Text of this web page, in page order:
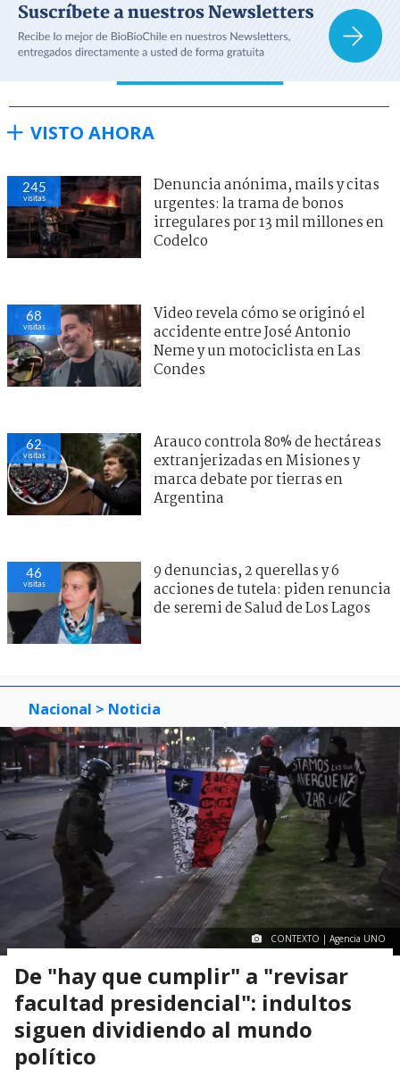
VISTO AHORA
245
visitas
Denuncia anónima, mails y citas
urgentes: la trama de bonos
irregulares por 13 mil millones en
Codelco
68
visitas
Video revela cómo se originó el
accidente entre José Antonio
Neme y un motociclista en Las
Condes
62
visitas
Arauco controla 80% de hectáreas
extranjerizadas en Misiones y
marca debate por tierras en
Argentina
46
visitas
9 denuncias, 2 querellas y 6
acciones de tutela: piden renuncia
de seremi de Salud de Los Lagos
Nacional > Noticia
CONTEXTO | Agencia UNO
De "hay que cumplir" a "revisar
facultad presidencial": indultos
siguen dividiendo al mundo
político